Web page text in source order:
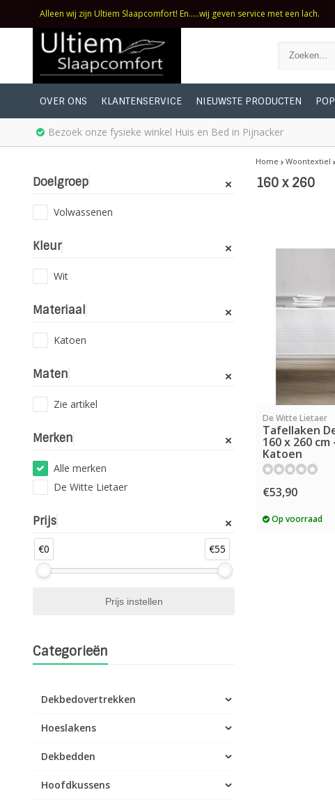
Alleen wij zijn Ultiem Slaapcomfort! En.....wij geven service met een lach.
OVER ONS KLANTENSERVICE NIEUWSTE PRODUCTEN
Bezoek onze fysieke winkel Huis en Bed in Pijnacker
Doelgroep
Volwassenen
Kleur
Wit
Materiaal
Katoen
Maten
Zie artikel
Merken
Alle merken
De Witte Lietaer
Prijs
€0 €55
Categorieën
Dekbedovertrekken
Hoeslakens
Dekbedden
Hoofdkussens
Home Woontextiel
160 x 260
De Witte Lietaer
Tafellaken
160 x 260 cm
Katoen
€53,90
Op voorraad